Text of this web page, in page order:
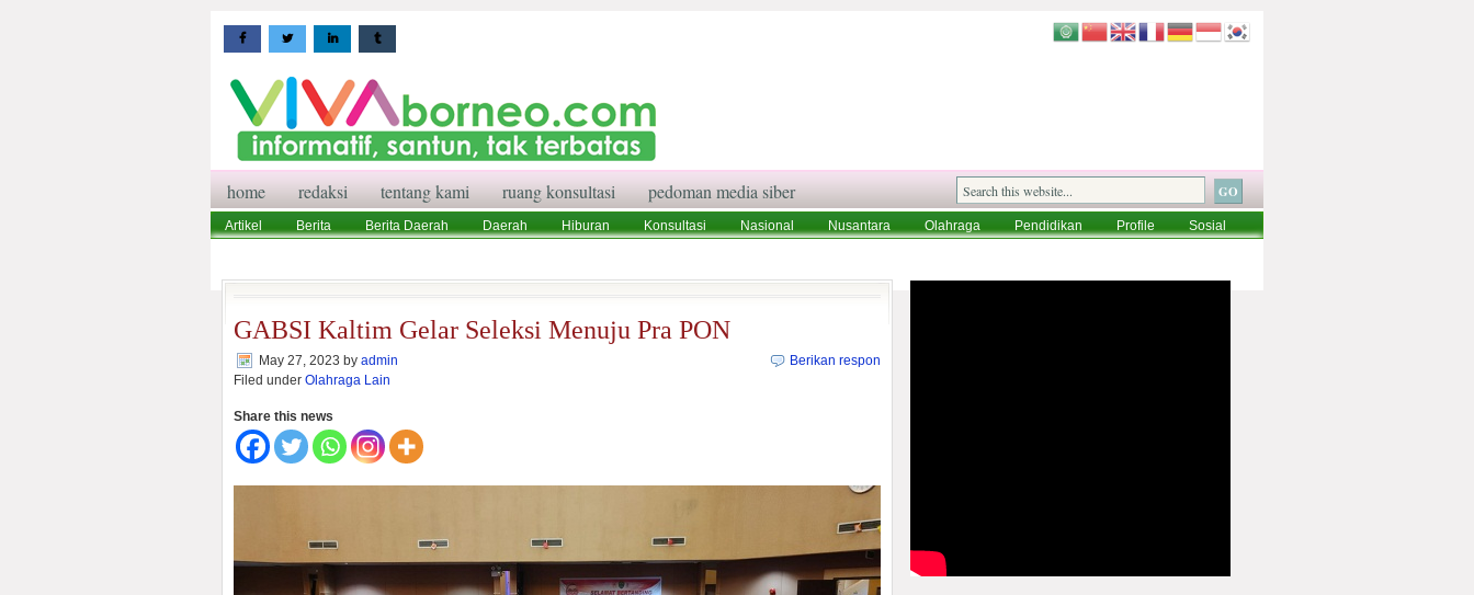
home redaksi tentang kami ruang konsultasi pedoman media siber
Artikel Berita Berita Daerah Daerah Hiburan Konsultasi Nasional Nusantara Olahraga Pendidikan Profile
Sosial
GABSI Kaltim Gelar Seleksi Menuju Pra PON
May 27, 2023 by admin
Filed under Olahraga Lain
Berikan respon
Share this news